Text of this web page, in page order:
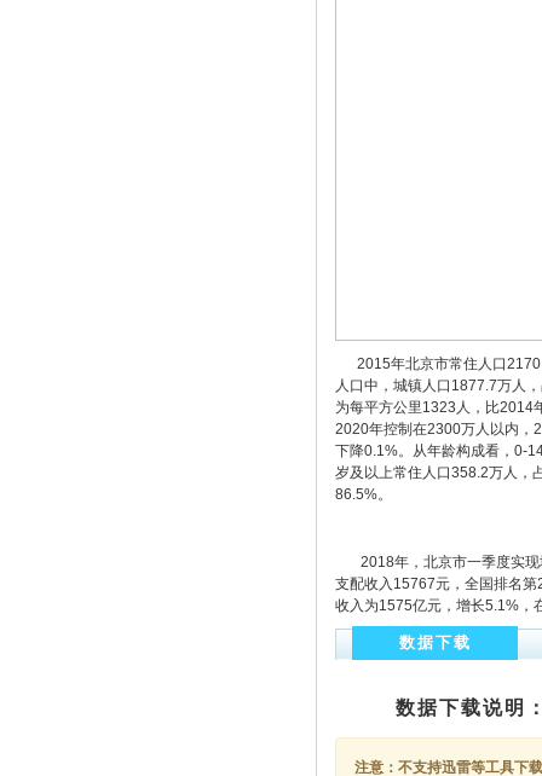
2015年北京市常住人口
人口中，城镇人口1877.7万人
为每平方公里1323人，比2014
2020年控制在2300万人以内，
下降0.1%。从年龄构成看，0-
岁及以上常住人口358.2万人，
86.5%。
2018年，北京市一季度实现
支配收入15767元，全国排名
收入为1575亿元，增长5.1%，
数据下载
数据下载说明
注意：不支持迅雷等工具下